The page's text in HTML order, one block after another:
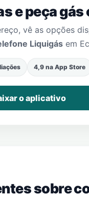
e peça
vê as opções
Liquigás em
4,9 na App Store
o aplicativo
sobre